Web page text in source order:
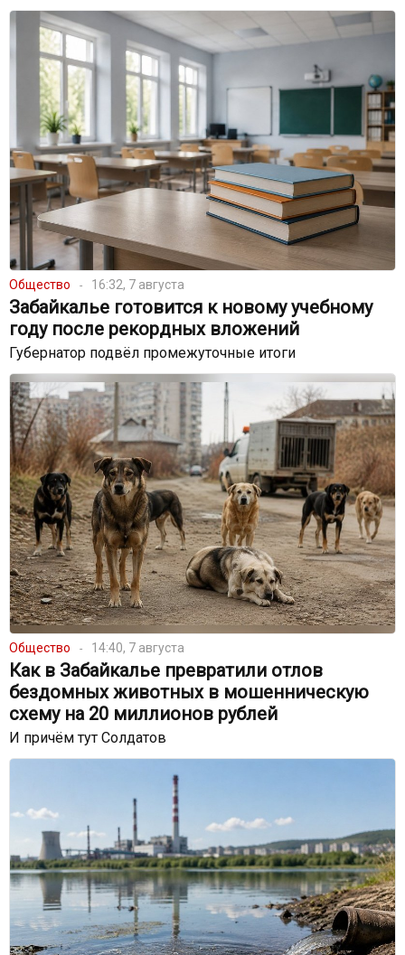
Общество 16:32, 7 августа
Забайкалье готовится к новому учебному
году после рекордных вложений
Губернатор подвёл промежуточные итоги
Общество 14:40, 7 августа
Как в Забайкалье превратили отлов
бездомных животных в мошенническую
схему на 20 миллионов рублей
И причём тут Солдатов